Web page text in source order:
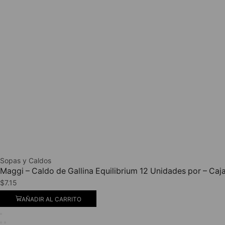
Sopas y Caldos
Maggi – Caldo de Gallina Equilibrium 12 Unidades por –
$7.15
AÑADIR AL CARRITO